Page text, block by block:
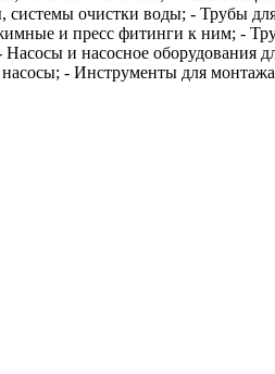
очистки воды; - Трубы
и пресс фитинги к ним; -
и насосное оборудования
- Инструменты для монтажа